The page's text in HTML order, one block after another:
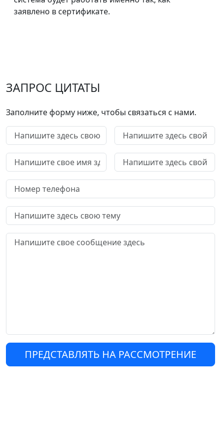
заявлено в сертификате.
ЗАПРОС ЦИТАТЫ
Заполните форму ниже, чтобы связаться с нами.
ПРЕДСТАВЛЯТЬ НА РАССМОТРЕНИЕ